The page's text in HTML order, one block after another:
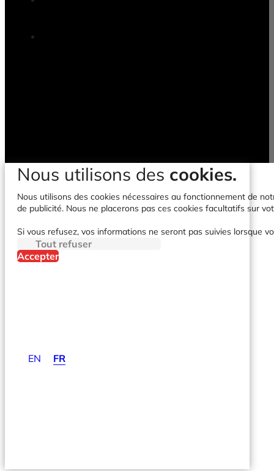
EN FR
Nous utilisons des cookies.
Nous utilisons des cookies nécessaires au fonctionnement de
de publicité. Nous ne placerons pas ces cookies facultatifs sur
Si vous refusez, vos informations ne seront pas suivies lorsque
Tout refuser
Accepter